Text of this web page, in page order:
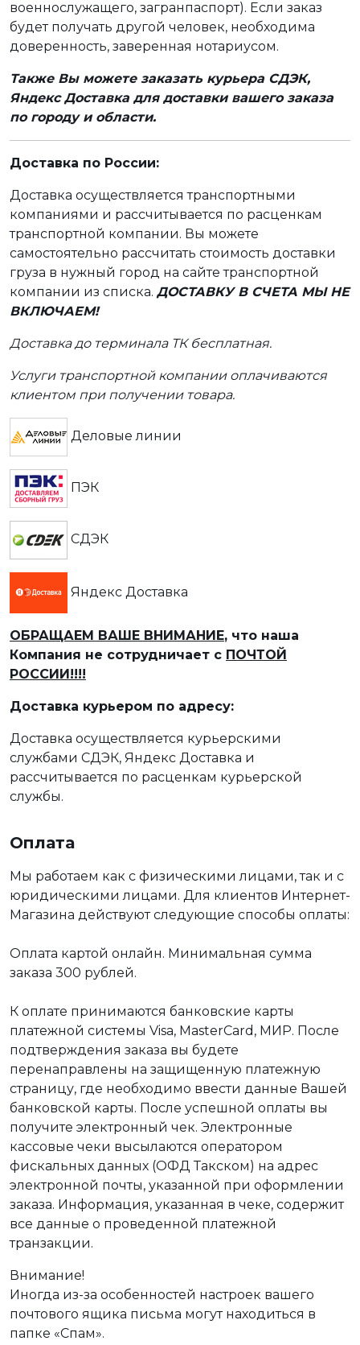
военнослужащего, загранпаспорт). Если заказ
будет получать другой человек, необходима
доверенность, заверенная нотариусом.
Также Вы можете заказать курьера СДЭК,
Яндекс Доставка для доставки вашего заказа
по городу и области.
Доставка по России:
Доставка осуществляется транспортными
компаниями и рассчитывается по расценкам
транспортной компании. Вы можете
самостоятельно рассчитать стоимость доставки
груза в нужный город на сайте транспортной
компании из списка. ДОСТАВКУ В СЧЕТА МЫ НЕ
ВКЛЮЧАЕМ!
Доставка до терминала ТК бесплатная.
Услуги транспортной компании оплачиваются
клиентом при получении товара.
Деловые линии
ПЭК
СДЭК
Яндекс Доставка
ОБРАЩАЕМ ВАШЕ ВНИМАНИЕ, что наша
Компания не сотрудничает с ПОЧТОЙ
РОССИИ!!!!
Доставка курьером по адресу:
Доставка осуществляется курьерскими
службами СДЭК, Яндекс Доставка и
рассчитывается по расценкам курьерской
службы.
Оплата
Мы работаем как с физическими лицами, так и с
юридическими лицами. Для клиентов Интернет-
Магазина действуют следующие способы оплаты:
Оплата картой онлайн. Минимальная сумма
заказа 300 рублей.
К оплате принимаются банковские карты
платежной системы Visa, MasterCard, МИР. После
подтверждения заказа вы будете
перенаправлены на защищенную платежную
страницу, где необходимо ввести данные Вашей
банковской карты. После успешной оплаты вы
получите электронный чек. Электронные
кассовые чеки высылаются оператором
фискальных данных (ОФД Такском) на адрес
электронной почты, указанной при оформлении
заказа. Информация, указанная в чеке, содержит
все данные о проведенной платежной
транзакции.
Внимание!
Иногда из-за особенностей настроек вашего
почтового ящика письма могут находиться в
папке «Спам».